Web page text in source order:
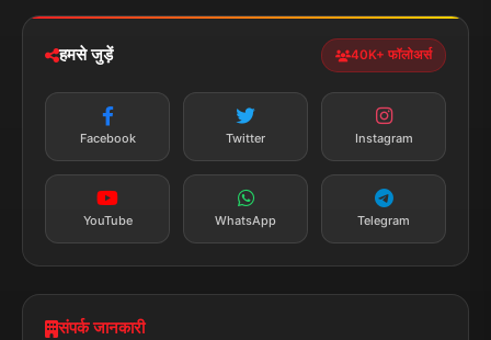
न्यूज़ अलर्ट
सब्सक्राइब करें
हमसे जुड़ें 40K+ फॉलोअर्स
Facebook Twitter Instagram
YouTube WhatsApp Telegram
संपर्क जानकारी